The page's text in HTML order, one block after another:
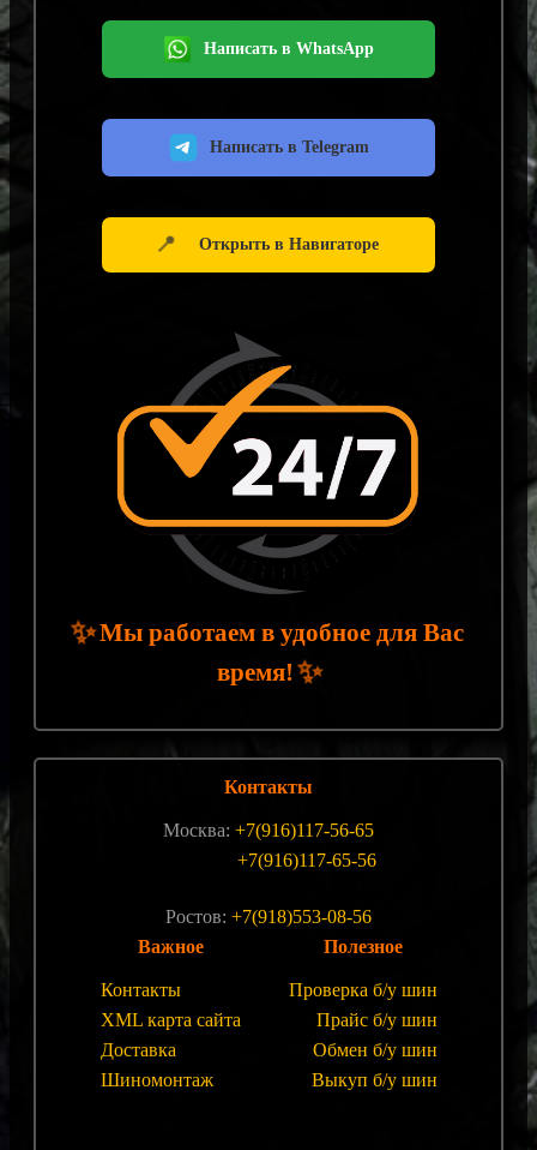
Написать в WhatsApp
Написать в Telegram
📍 Открыть в Навигаторе
✨Мы работаем в удобное для Вас
время!✨
Контакты
Москва: +7(916)117-56-65
+7(916)117-65-56
Ростов: +7(918)553-08-56
Важное
Контакты
XML карта сайта
Доставка
Шиномонтаж
Полезное
Проверка б/у шин
Прайс б/у шин
Обмен б/у шин
Выкуп б/у шин